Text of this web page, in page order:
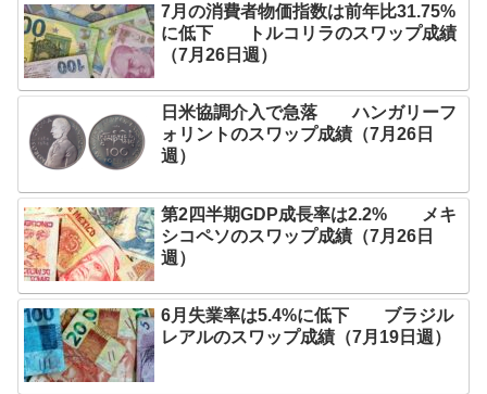
7月の消費者物価指数は前年比31.75%
に低下 トルコリラのスワップ成績
（7月26日週）
日米協調介入で急落 ハンガリーフ
ォリントのスワップ成績（7月26日
週）
第2四半期GDP成長率は2.2% メキ
シコペソのスワップ成績（7月26日
週）
6月失業率は5.4%に低下 ブラジル
レアルのスワップ成績（7月19日週）